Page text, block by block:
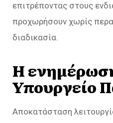
επιτρέποντας στους
προχωρήσουν χωρίς
διαδικασία.
H
Υπουργείο
Αποκατάσταση